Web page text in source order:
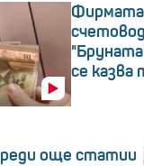
Фирмата
се казва
още статии